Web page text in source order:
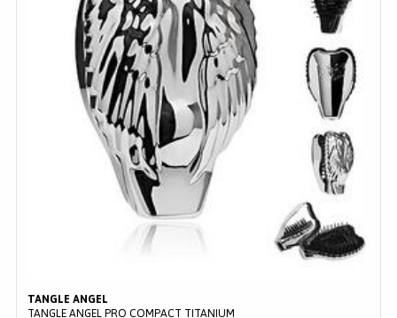
TANGLE ANGEL
TANGLE ANGEL PRO COMPACT TITANIUM